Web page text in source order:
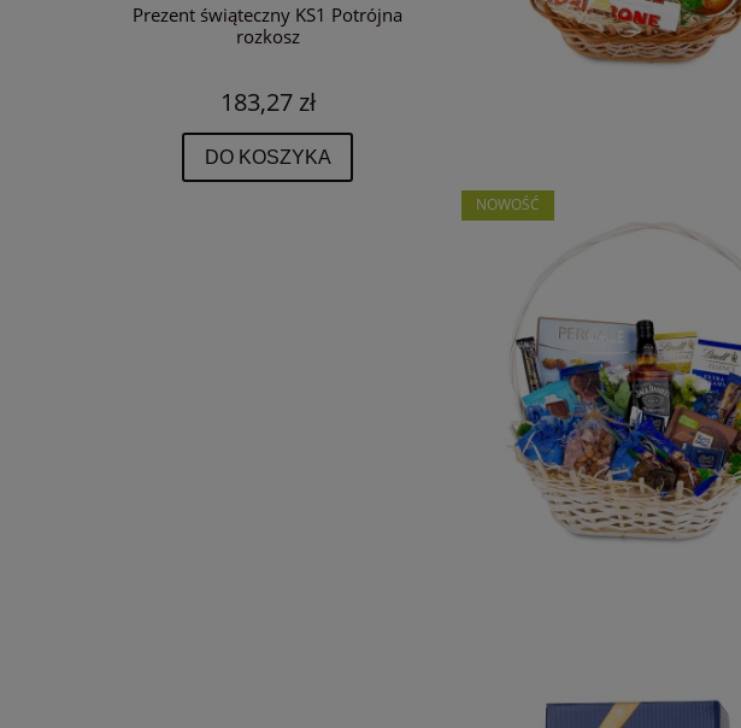
Prezent świąteczny KS1 Potrójna
rozkosz
183,27 zł
DO KOSZYKA
Zestaw upominkowy z nalewką
żurawinową PL507 Uczta smakowa
NOWOŚĆ